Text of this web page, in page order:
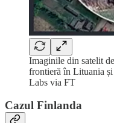
Imaginile din satelit
frontieră în Lituania
Labs via FT
Cazul Finlanda